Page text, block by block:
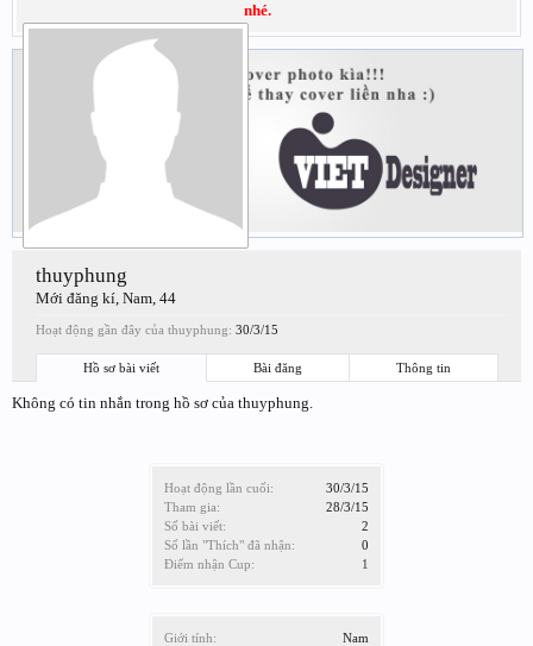
nhé.
Hoạt động lần cuối:
30/3/15
Tham gia:
28/3/15
Số bài viết:
2
Số lần "Thích" đã nhận:
0
Điểm nhận Cup:
1
Giới tính: Nam
thuyphung
Mới đăng kí, Nam, 44
Hoạt động gần đây của thuyphung: 30/3/15
Hồ sơ bài viết Bài đăng Thông tin
Không có tin nhắn trong hồ sơ của thuyphung.